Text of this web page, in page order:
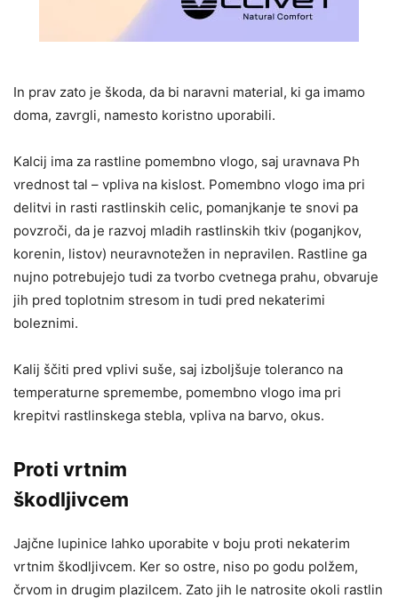
In prav zato je škoda, da bi naravni material, ki ga imamo
doma, zavrgli, namesto koristno uporabili.
Kalcij ima za rastline pomembno vlogo, saj uravnava Ph
vrednost tal – vpliva na kislost. Pomembno vlogo ima pri
delitvi in rasti rastlinskih celic, pomanjkanje te snovi pa
povzroči, da je razvoj mladih rastlinskih tkiv (poganjkov,
korenin, listov) neuravnotežen in nepravilen. Rastline ga
nujno potrebujejo tudi za tvorbo cvetnega prahu, obvaruje
jih pred toplotnim stresom in tudi pred nekaterimi
boleznimi.
Kalij ščiti pred vplivi suše, saj izboljšuje toleranco na
temperaturne spremembe, pomembno vlogo ima pri
krepitvi rastlinskega stebla, vpliva na barvo, okus.
Proti vrtnim
škodljivcem
Jajčne lupinice lahko uporabite v boju proti nekaterim
vrtnim škodljivcem. Ker so ostre, niso po godu polžem,
črvom in drugim plazilcem. Zato jih le natrosite okoli rastlin